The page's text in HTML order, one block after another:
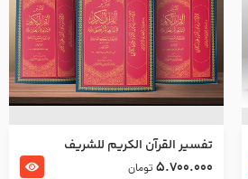
تفسير القرآن الكريم للشريف
المرتضي قدس سرّه
5.700.000 تومان